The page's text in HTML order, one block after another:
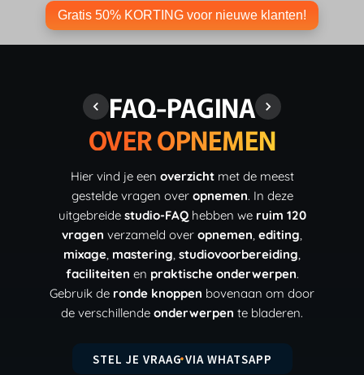
Gratis 50% KORTING voor nieuwe klanten!
FAQ-PAGINA
OVER OPNEMEN
Hier vind je een overzichtmet de meest
gestelde vragen over opnemen. In deze
uitgebreide studio-FAQhebben we ruim 120
vragen verzameld over opnemen, editing,
mixage, mastering, studiovoorbereiding,
faciliteiten en praktische onderwerpen.
Gebruik de ronde knoppen bovenaan om door
de verschillende onderwerpen te bladeren.
STEL JE VRAAG VIA WHATSAPP